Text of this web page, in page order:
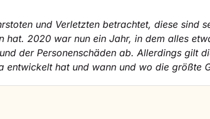
und Verletzten betrachtet, diese sind
hat. 2020 war nun ein Jahr, in dem alles
der Personenschäden ab. Allerdings gilt
hat und wann und wo die größte